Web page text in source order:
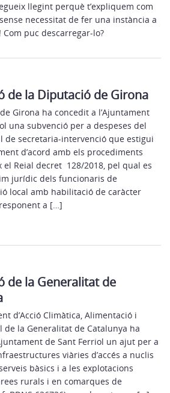
llegint perquè t’expliquem com
necessitat de fer una instància a
Com puc descarregar-lo?
de la Diputació de Girona
Girona ha concedit a l’Ajuntament
una subvenció per a despeses del
de secretaria-intervenció que estigui
d’acord amb els procediments
el Reial decret 128/2018, pel qual es
jurídic dels funcionaris de
local amb habilitació de caràcter
a […]
de la Generalitat de
d’Acció Climàtica, Alimentació i
de la Generalitat de Catalunya ha
de Sant Ferriol un ajut per a
viàries d’accés a nuclis
bàsics i a les explotacions
rurals i en comarques de